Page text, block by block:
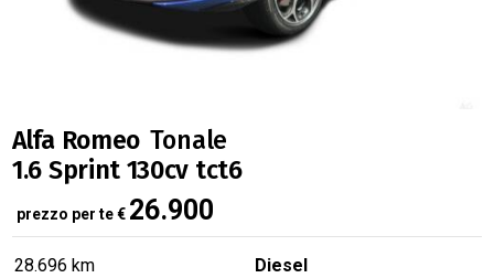
Alfa Romeo Tonale
1.6 Sprint 130cv tct6
prezzo per te€ 26.900
28.696 km
Diesel